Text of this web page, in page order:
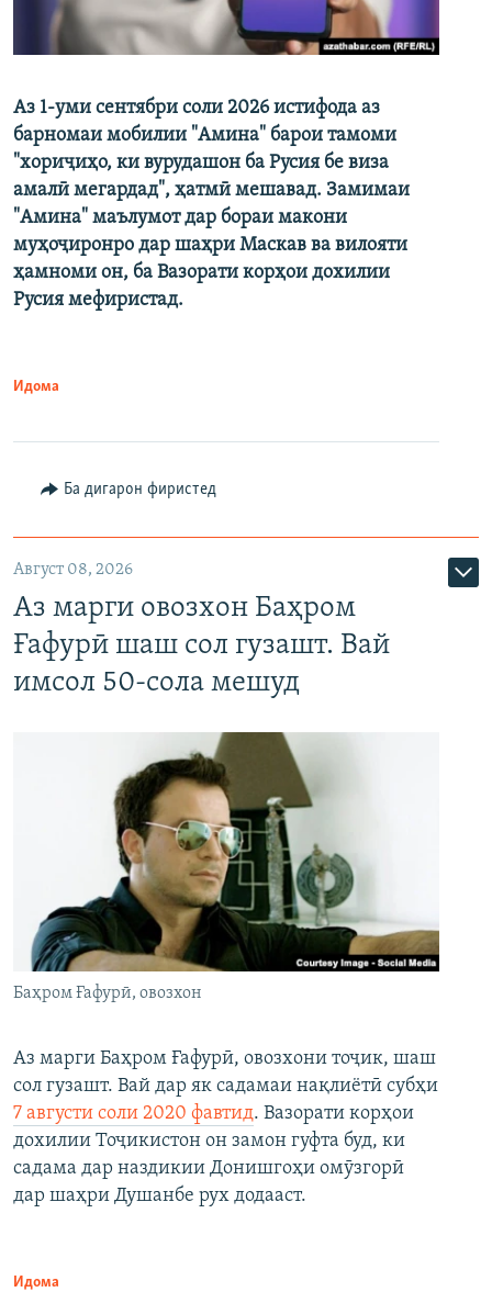
Аз 1-уми сентябри соли 2026 истифода аз
барномаи мобилии "Амина" барои тамоми
"хориҷиҳо, ки вурудашон ба Русия бе виза
амалӣ мегардад", ҳатмӣ мешавад. Замимаи
"Амина" маълумот дар бораи макони
муҳоҷиронро дар шаҳри Маскав ва вилояти
ҳамноми он, ба Вазорати корҳои дохилии
Русия мефиристад.
Идома
Ба дигарон фиристед
Август 08, 2026
Аз марги овозхон Баҳром
Ғафурӣ шаш сол гузашт. Вай
имсол 50-сола мешуд
Баҳром Ғафурӣ, овозхон
Аз марги Баҳром Ғафурӣ, овозхони тоҷик, шаш
сол гузашт. Вай дар як садамаи нақлиётӣ субҳи
7 августи соли 2020 фавтид. Вазорати корҳои
дохилии Тоҷикистон он замон гуфта буд, ки
садама дар наздикии Донишгоҳи омӯзгорӣ
дар шаҳри Душанбе рух додааст.
Идома